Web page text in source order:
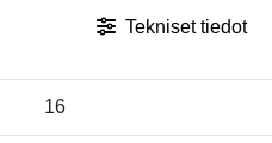
Tekniset tiedot
16